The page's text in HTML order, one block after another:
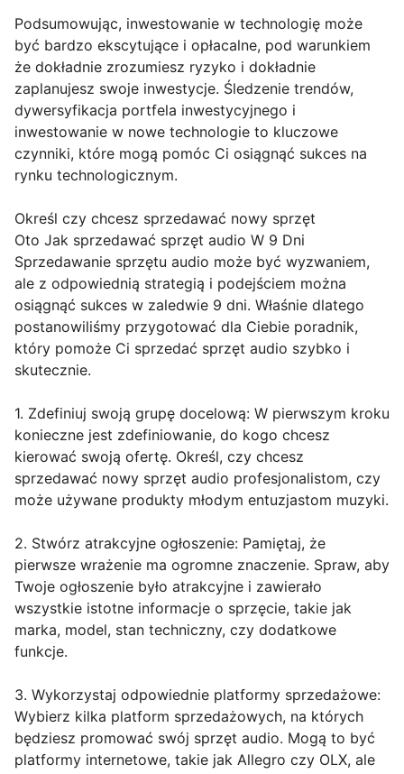
Podsumowując, inwestowanie w technologię może
być bardzo ekscytujące i opłacalne, pod warunkiem
że dokładnie zrozumiesz ryzyko i dokładnie
zaplanujesz swoje inwestycje. Śledzenie trendów,
dywersyfikacja portfela inwestycyjnego i
inwestowanie w nowe technologie to kluczowe
czynniki, które mogą pomóc Ci osiągnąć sukces na
rynku technologicznym.
Określ czy chcesz sprzedawać nowy sprzęt
Oto Jak sprzedawać sprzęt audio W 9 Dni
Sprzedawanie sprzętu audio może być wyzwaniem,
ale z odpowiednią strategią i podejściem można
osiągnąć sukces w zaledwie 9 dni. Właśnie dlatego
postanowiliśmy przygotować dla Ciebie poradnik,
który pomoże Ci sprzedać sprzęt audio szybko i
skutecznie.
1. Zdefiniuj swoją grupę docelową: W pierwszym kroku
konieczne jest zdefiniowanie, do kogo chcesz
kierować swoją ofertę. Określ, czy chcesz
sprzedawać nowy sprzęt audio profesjonalistom, czy
może używane produkty młodym entuzjastom muzyki.
2. Stwórz atrakcyjne ogłoszenie: Pamiętaj, że
pierwsze wrażenie ma ogromne znaczenie. Spraw, aby
Twoje ogłoszenie było atrakcyjne i zawierało
wszystkie istotne informacje o sprzęcie, takie jak
marka, model, stan techniczny, czy dodatkowe
funkcje.
3. Wykorzystaj odpowiednie platformy sprzedażowe:
Wybierz kilka platform sprzedażowych, na których
będziesz promować swój sprzęt audio. Mogą to być
platformy internetowe, takie jak Allegro czy OLX, ale